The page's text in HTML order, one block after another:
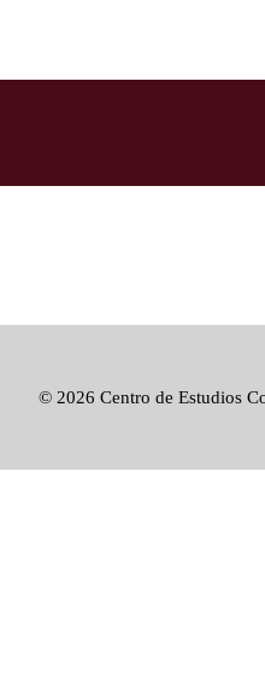
© 2026 Centro de Estudios